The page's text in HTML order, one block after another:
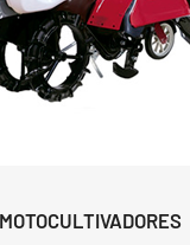
MOTOCULTIVADORES